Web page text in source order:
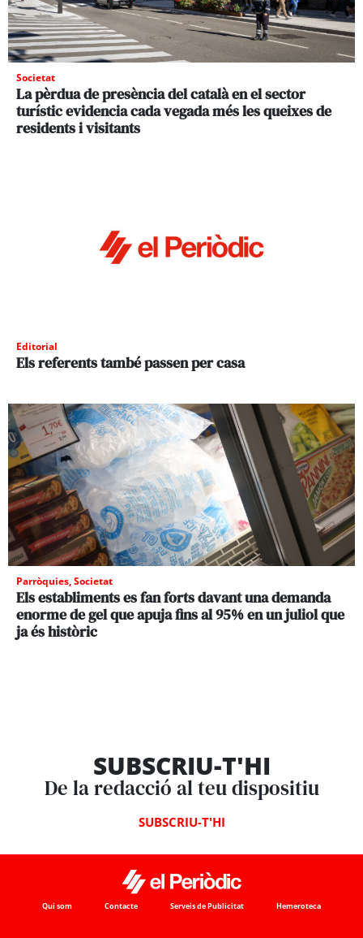
Societat
La pèrdua de presència del català en el sector
turístic evidencia cada vegada més les queixes de
residents i visitants
Editorial
Els referents també passen per casa
Parròquies,Societat
Els establiments es fan forts davant una demanda
enorme de gel que apuja fins al 95% en un juliol que
ja és històric
SUBSCRIU-T'HI
De la redacció al teu dispositiu
SUBSCRIU-T'HI
Qui som Contacte Serveis de Publicitat Hemeroteca